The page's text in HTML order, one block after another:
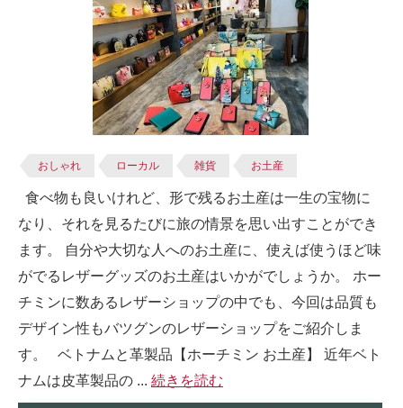
おしゃれ ローカル 雑貨 お土産
食べ物も良いけれど、形で残るお土産は一生の宝物に
なり、それを見るたびに旅の情景を思い出すことができ
ます。 自分や大切な人へのお土産に、使えば使うほど味
がでるレザーグッズのお土産はいかがでしょうか。 ホー
チミンに数あるレザーショップの中でも、今回は品質も
デザイン性もバツグンのレザーショップをご紹介しま
す。 ベトナムと革製品【ホーチミン お土産】 近年ベト
ナムは皮革製品の ... 続きを読む